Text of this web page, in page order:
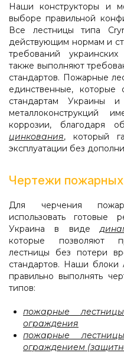
Наши конструкторы и
выборе правильной
Все лестницы типа
действующим нормам и
требований
также выполняют
стандартов. Пожарные
единственные, которые
стандартам Украины
металлоконструкций
коррозии, благодаря
цинкования, который
эксплуатации без
Чертежи
Для черчения
использовать готовые
Украина в виде
которые позволяют
лестницы без потери
стандартов. Наши блоки
правильно выполнять
типов:
пожарные
ограждения
пожарные
ограждением